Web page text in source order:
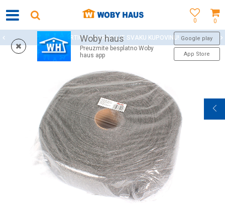
0
0
Woby haus
Preuzmite besplatno Woby
haus app
Google play
App Store
WOBY KARTICA NAGRAĐUJE SVAKU KUPOVINU!